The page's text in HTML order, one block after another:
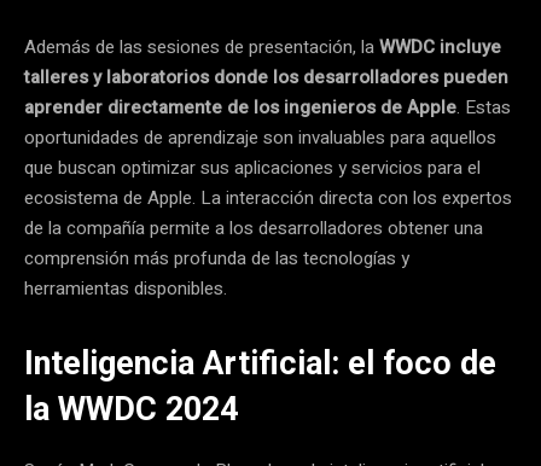
Además de las sesiones de presentación, laWWDC incluye
talleres y laboratorios donde los desarrolladores pueden
aprender directamente de los ingenieros de Apple. Estas
oportunidades de aprendizaje son invaluables para aquellos
que buscan optimizar sus aplicaciones y servicios para el
ecosistema de Apple. La interacción directa con los expertos
de la compañía permite a los desarrolladores obtener una
comprensión más profunda de las tecnologías y
herramientas disponibles.
Inteligencia Artificial: el foco de
la WWDC 2024